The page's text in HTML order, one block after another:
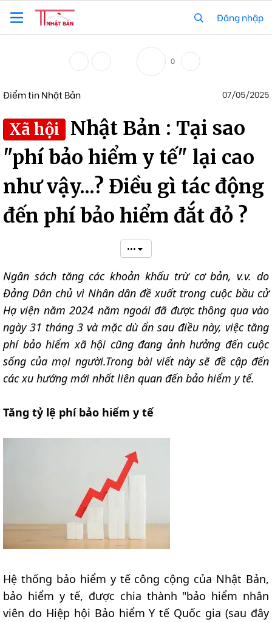
Đăng nhập
0
Điểm tin Nhật Bản 07/05/2025
Xã hội
Nhật Bản : Tại sao
"phí bảo hiểm y tế" lại cao
như vậy...? Điều gì tác động
đến phí bảo hiểm đắt đỏ ?
•••
Ngân sách tăng các khoản khấu trừ cơ bản, v.v. do
Đảng Dân chủ vì Nhân dân đề xuất trong cuộc bầu cử
Hạ viện năm 2024 năm ngoái đã được thông qua vào
ngày 31 tháng 3 và mặc dù ẩn sau điều này, việc tăng
phí bảo hiểm xã hội cũng đang ảnh hưởng đến cuộc
sống của mọi người.Trong bài viết này sẽ đề cập đến
các xu hướng mới nhất liên quan đến bảo hiểm y tế.
Tăng tỷ lệ phí bảo hiểm y tế
Hệ thống bảo hiểm y tế công cộng của Nhật Bản,
bảo hiểm y tế, được chia thành "bảo hiểm nhân
viên do Hiệp hội Bảo hiểm Y tế Quốc gia (sau đây